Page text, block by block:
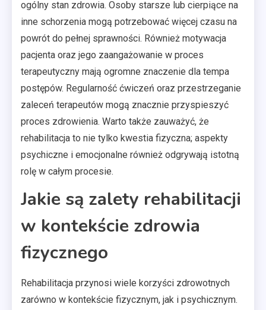
ogólny stan zdrowia. Osoby starsze lub cierpiące na
inne schorzenia mogą potrzebować więcej czasu na
powrót do pełnej sprawności. Również motywacja
pacjenta oraz jego zaangażowanie w proces
terapeutyczny mają ogromne znaczenie dla tempa
postępów. Regularność ćwiczeń oraz przestrzeganie
zaleceń terapeutów mogą znacznie przyspieszyć
proces zdrowienia. Warto także zauważyć, że
rehabilitacja to nie tylko kwestia fizyczna; aspekty
psychiczne i emocjonalne również odgrywają istotną
rolę w całym procesie.
Jakie są zalety rehabilitacji
w kontekście zdrowia
fizycznego
Rehabilitacja przynosi wiele korzyści zdrowotnych
zarówno w kontekście fizycznym, jak i psychicznym.